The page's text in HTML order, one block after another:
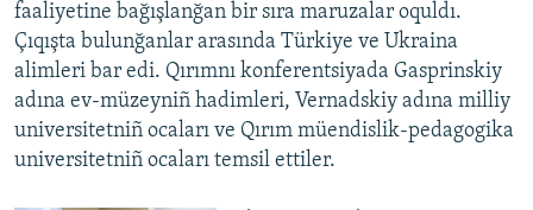
faaliyetine bağışlanğan bir sıra maruzalar oquldı.
Çıqışta bulunğanlar arasında Türkiye ve Ukraina
alimleri bar edi. Qırımnı konferentsiyada Gasprinskiy
adına ev-müzeyniñ hadimleri, Vernadskiy adına milliy
universitetniñ ocaları ve Qırım müendislik-pedagogika
universitetniñ ocaları temsil ettiler.